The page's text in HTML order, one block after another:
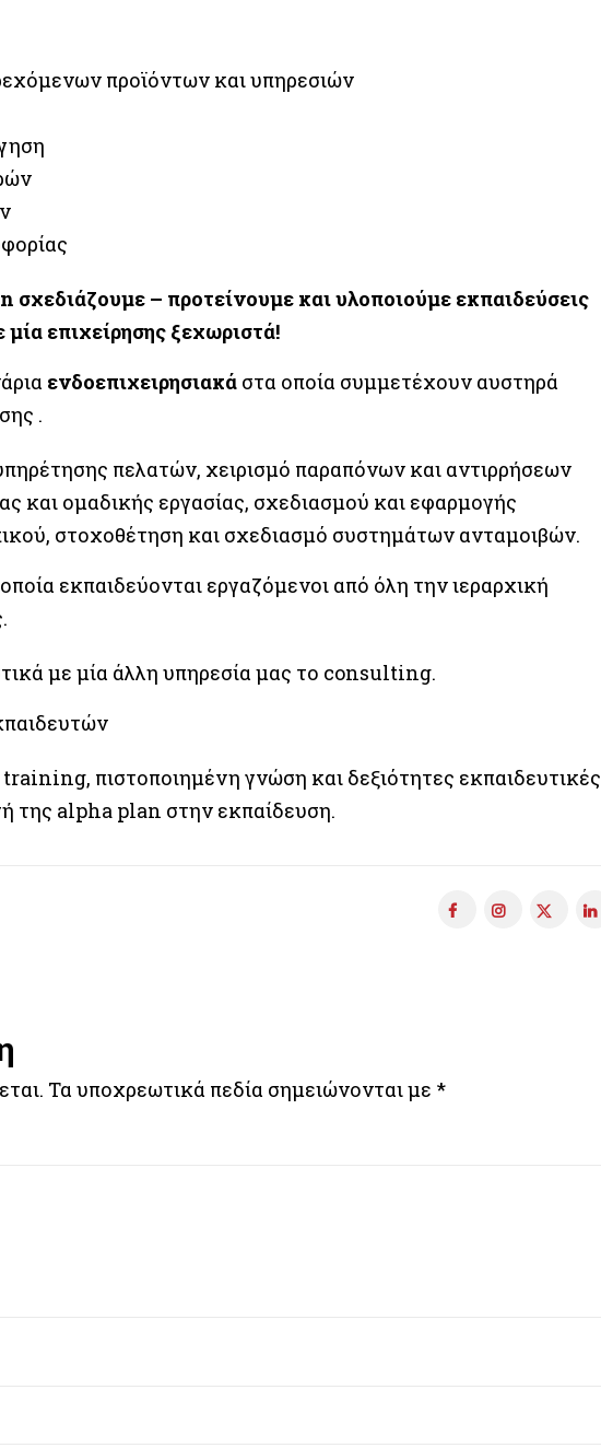
προϊόντων και υπηρεσιών
σχεδιάζουμε – προτείνουμε και υλοποιούμε εκπαιδεύσεις
επιχείρησης ξεχωριστά!
ενδοεπιχειρησιακά στα οποία συμμετέχουν αυστηρά
.
πελατών, χειρισμό παραπόνων και αντιρρήσεων
και ομαδικής εργασίας, σχεδιασμού και εφαρμογής
στοχοθέτηση και σχεδιασμό συστημάτων ανταμοιβών.
εκπαιδεύονται εργαζόμενοι από όλη την ιεραρχική
με μία άλλη υπηρεσία μας το consulting.
πιστοποιημένη γνώση και δεξιότητες εκπαιδευτικές
της alpha plan στην εκπαίδευση.
Τα υποχρεωτικά πεδία σημειώνονται με *